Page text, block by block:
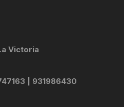
Victoria
| 931986430